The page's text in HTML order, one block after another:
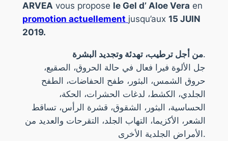
ARVEAvous propose le Gel d’ Aloe Vera en
promotion actuellement jusqu’aux 15 JUIN
2019.
من أجل ترطيب، تهدئة وتجديد البشرة.
جل الألوة فيرا فعال في حالة الحروق، الصقيع،
حروق الشمس، البثور، طفح الحفاضات، الطفح
الجلدي، الكشط، لدغات الحشرات، الحكة،
الحساسية، البثور، الشقوق، قشرة الرأس، تساقط
الشعر، الأكزيما، التهاب الجلد، التقرحات والعديد من
الأمراض الجلدية الأخرى.